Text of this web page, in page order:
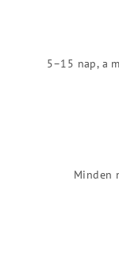
5–15 nap, a
Minden